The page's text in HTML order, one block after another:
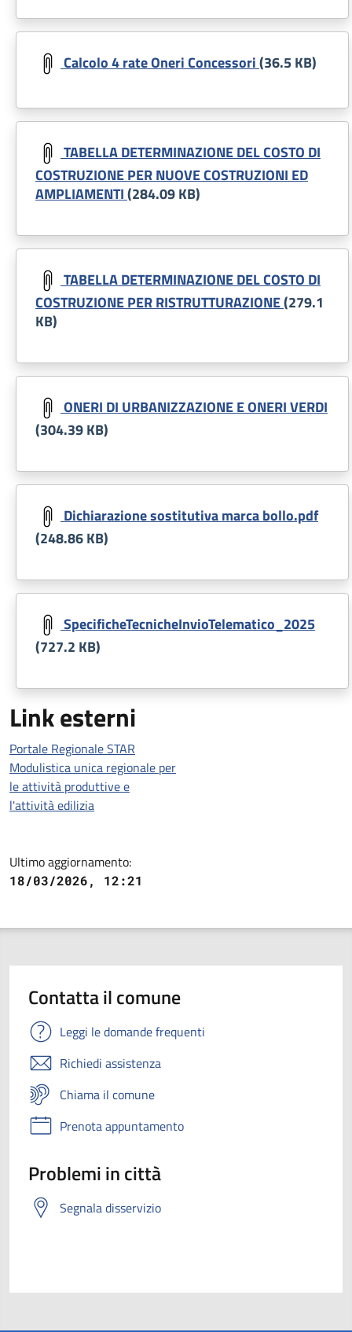
Document
Calcolo 4 rate Oneri Concessori(36.5 KB)
Document
TABELLA DETERMINAZIONE DEL COSTO DI
COSTRUZIONE PER NUOVE COSTRUZIONI ED
AMPLIAMENTI(284.09 KB)
Document
TABELLA DETERMINAZIONE DEL COSTO DI
COSTRUZIONE PER RISTRUTTURAZIONE(279.1
KB)
Document
ONERI DI URBANIZZAZIONE E ONERI VERDI
(304.39 KB)
Document
Dichiarazione sostitutiva marca bollo.pdf
(248.86 KB)
Document
SpecificheTecnicheInvioTelematico_2025
(727.2 KB)
Link esterni
Portale Regionale STAR
Modulistica unica regionale per
le attività produttive e
l'attività edilizia
Ultimo aggiornamento:
18/03/2026, 12:21
Contatta il comune
Leggi le domande frequenti
Richiedi assistenza
Chiama il comune
Prenota appuntamento
Problemi in città
Segnala disservizio